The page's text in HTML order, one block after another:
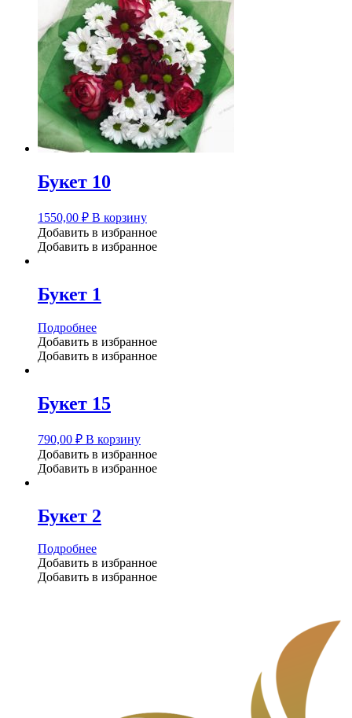
Букет 10
1550,00 ₽ В корзину
Добавить в избранное
Добавить в избранное
Букет 1
Подробнее
Добавить в избранное
Добавить в избранное
Букет 15
790,00 ₽ В корзину
Добавить в избранное
Добавить в избранное
Букет 2
Подробнее
Добавить в избранное
Добавить в избранное